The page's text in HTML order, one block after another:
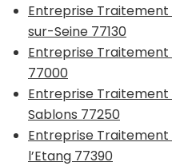
Entreprise Traitement
sur-Seine 77130
Entreprise Traitement
77000
Entreprise Traitement
Sablons 77250
Entreprise Traitement
l’Etang 77390